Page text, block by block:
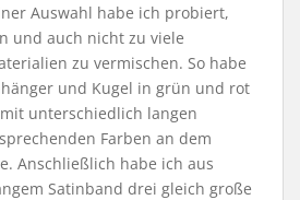
Auswahl habe ich probiert,
und auch nicht zu viele
zu vermischen. So habe
und Kugel in grün und rot
unterschiedlich langen
Farben an dem
Anschließlich habe ich aus
Satinband drei gleich große